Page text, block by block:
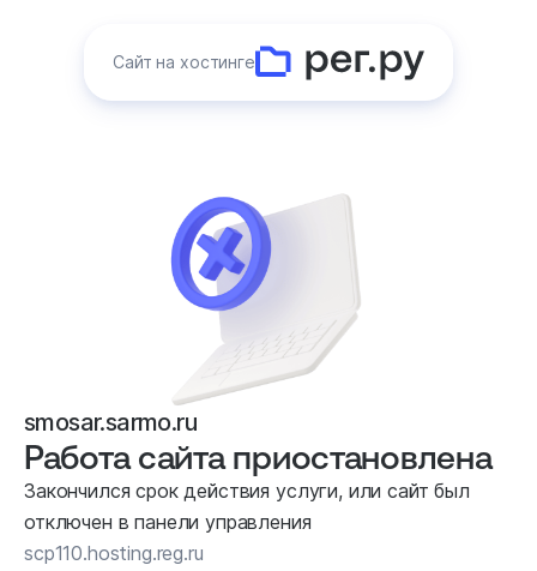
Сайт на хостинге
smosar.sarmo.ru
Работа сайта приостановлена
Закончился срок действия услуги, или сайт был
отключен в панели управления
scp110.hosting.reg.ru